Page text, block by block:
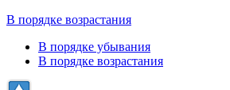
В порядке возрастания
В порядке убывания
В порядке возрастания